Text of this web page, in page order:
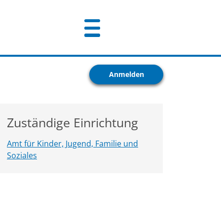
Anmelden
Zuständige Einrichtung
Amt für Kinder, Jugend, Familie und
Soziales